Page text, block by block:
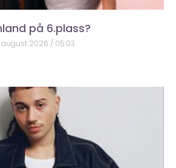
på 6.plass?
august 2026 05:03